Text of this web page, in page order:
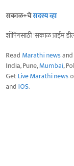
सकाळ+चेसदस्य व्हा
शॉपिंगसाठी 'सकाळ प्राईम
Read Marathi news
India, Pune,Mumbai,
GetLive Marathi news
and IOS.